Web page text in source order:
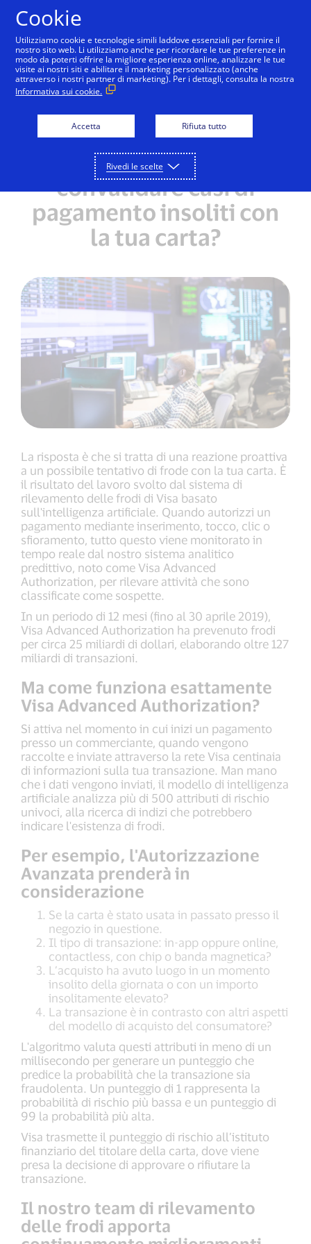
Sicurezza Visa Advanced Authorization
Ti sei mai chiesto perché
la tua banca ti ha
contattato per
convalidare casi di
pagamento insoliti con
la tua carta?
La risposta è che si tratta di una reazione proattiva
a un possibile tentativo di frode con la tua carta. È
il risultato del lavoro svolto dal sistema di
rilevamento delle frodi di Visa basato
sull'intelligenza artificiale. Quando autorizzi un
pagamento mediante inserimento, tocco, clic o
sfioramento, tutto questo viene monitorato in
tempo reale dal nostro sistema analitico
predittivo, noto come Visa Advanced
Authorization, per rilevare attività che sono
classificate come sospette.
In un periodo di 12 mesi (fino al 30 aprile 2019),
Visa Advanced Authorization ha prevenuto frodi
per circa 25 miliardi di dollari, elaborando oltre 127
miliardi di transazioni.
Ma come funziona esattamente
Visa Advanced Authorization?
Si attiva nel momento in cui inizi un pagamento
presso un commerciante, quando vengono
raccolte e inviate attraverso la rete Visa centinaia
di informazioni sulla tua transazione. Man mano
che i dati vengono inviati, il modello di intelligenza
artificiale analizza più di 500 attributi di rischio
univoci, alla ricerca di indizi che potrebbero
indicare l'esistenza di frodi.
Per esempio, l'Autorizzazione
Avanzata prenderà in
considerazione
Se la carta è stato usata in passato presso il
negozio in questione.
Il tipo di transazione: in-app oppure online,
contactless, con chip o banda magnetica?
L’acquisto ha avuto luogo in un momento
insolito della giornata o con un importo
insolitamente elevato?
La transazione è in contrasto con altri aspetti
del modello di acquisto del consumatore?
L'algoritmo valuta questi attributi in meno di un
millisecondo per generare un punteggio che
predice la probabilità che la transazione sia
fraudolenta. Un punteggio di 1 rappresenta la
probabilità di rischio più bassa e un punteggio di
99 la probabilità più alta.
Visa trasmette il punteggio di rischio all’istituto
finanziario del titolare della carta, dove viene
presa la decisione di approvare o rifiutare la
transazione.
Il nostro team di rilevamento
delle frodi apporta
Cookie
Utilizziamo cookie e tecnologie simili laddove essenziali per fornire il
nostro sito web. Li utilizziamo anche per ricordare le tue preferenze in
modo da poterti offrire la migliore esperienza online, analizzare le tue
visite ai nostri siti e abilitare il marketing personalizzato (anche
attraverso i nostri partner di marketing). Per i dettagli, consulta la nostra
Informativa sui cookie.
Accetta Rifiuta tutto
Rivedi le scelte